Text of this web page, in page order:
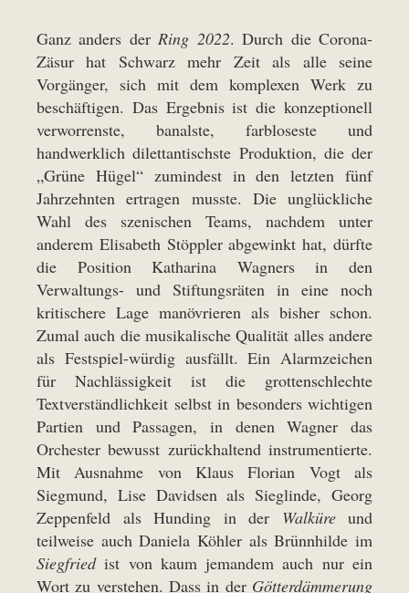
Ganz anders der Ring 2022. Durch die Corona-
Zäsur hat Schwarz mehr Zeit als alle seine
Vorgänger, sich mit dem komplexen Werk zu
beschäftigen. Das Ergebnis ist die konzeptionell
verworrenste, banalste, farbloseste und
handwerklich dilettantischste Produktion, die der
„Grüne Hügel“ zumindest in den letzten fünf
Jahrzehnten ertragen musste. Die unglückliche
Wahl des szenischen Teams, nachdem unter
anderem Elisabeth Stöppler abgewinkt hat, dürfte
die Position Katharina Wagners in den
Verwaltungs- und Stiftungsräten in eine noch
kritischere Lage manövrieren als bisher schon.
Zumal auch die musikalische Qualität alles andere
als Festspiel-würdig ausfällt. Ein Alarmzeichen
für Nachlässigkeit ist die grottenschlechte
Textverständlichkeit selbst in besonders wichtigen
Partien und Passagen, in denen Wagner das
Orchester bewusst zurückhaltend instrumentierte.
Mit Ausnahme von Klaus Florian Vogt als
Siegmund, Lise Davidsen als Sieglinde, Georg
Zeppenfeld als Hunding in der Walküreund
teilweise auch Daniela Köhler als Brünnhilde im
Siegfriedist von kaum jemandem auch nur ein
Wort zu verstehen. Dass in der Götterdämmerung